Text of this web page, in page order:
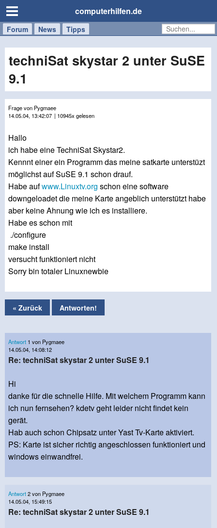
computerhilfen.de
Forum News Tipps
Handy
Tablet
Windows
Mac
techniSat skystar 2 unter SuSE
9.1
Frage von Pygmaee
14.05.04, 13:42:07 | 10945x gelesen
Hallo
ich habe eine TechniSat Skystar2.
Kennnt einer ein Programm das meine satkarte unterstüzt
möglichst auf SuSE 9.1 schon drauf.
Habe aufwww.Linuxtv.org schon eine software
downgeloadet die meine Karte angeblich unterstützt habe
aber keine Ahnung wie ich es installiere.
Habe es schon mit
./configure
make install
versucht funktioniert nicht
Sorry bin totaler Linuxnewbie
« Zurück Antworten!
Antwort 1 von Pygmaee
14.05.04, 14:08:12
Re: techniSat skystar 2 unter SuSE 9.1
Hi
danke für die schnelle Hilfe. Mit welchem Programm kann
ich nun fernsehen? kdetv geht leider nicht findet kein
gerät.
Hab auch schon Chipsatz unter Yast Tv-Karte aktiviert.
PS: Karte ist sicher richtig angeschlossen funktioniert und
windows einwandfrei.
Antwort2 von Pygmaee
14.05.04, 15:49:15
Re: techniSat skystar 2 unter SuSE 9.1